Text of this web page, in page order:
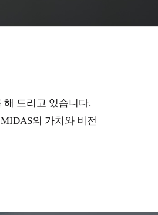
해 드리고 있습니다.
의 가치와 비전